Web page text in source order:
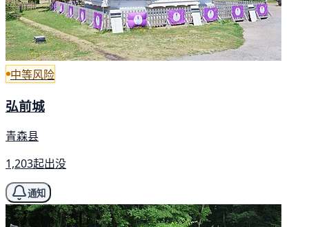
中等风险
弘前城
青森县
1,203起出没
通知